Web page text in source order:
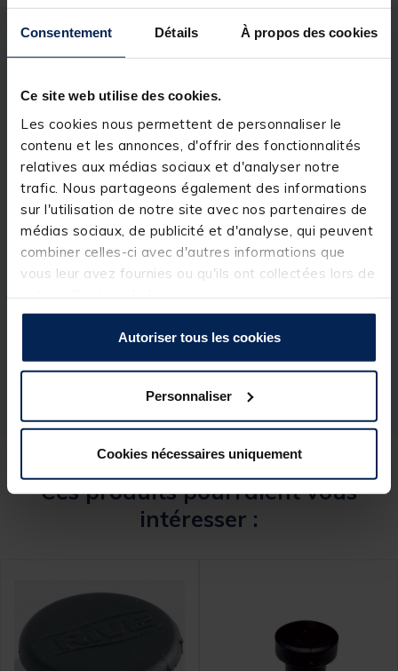
Consentement Détails À propos des cookies
Ce site web utilise des cookies.
Les cookies nous permettent de personnaliser le
contenu et les annonces, d'offrir des fonctionnalités
relatives aux médias sociaux et d'analyser notre
trafic. Nous partageons également des informations
sur l'utilisation de notre site avec nos partenaires de
médias sociaux, de publicité et d'analyse, qui peuvent
combiner celles-ci avec d'autres informations que
vous leur avez fournies ou qu'ils ont collectées lors de
Autoriser tous les cookies
Personnaliser
Cookies nécessaires uniquement
Spécifications
Description & détails
Description
EQUERRE RENFORT D+G (1X2)
Spécifications
53754-1
Marque
RIVE
Ces produits pourraient vous
intéresser :